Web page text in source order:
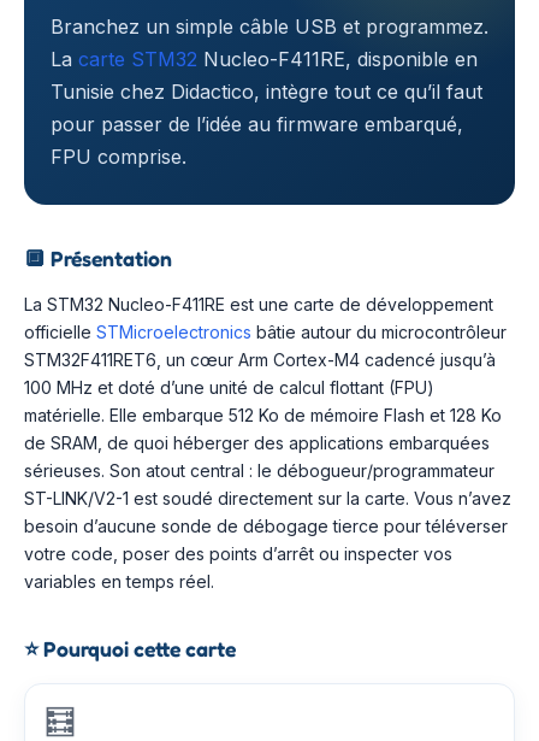
Branchez un simple câble USB et programmez.
La carte STM32 Nucleo-F411RE, disponible en
Tunisie chez Didactico, intègre tout ce qu’il faut
pour passer de l’idée au firmware embarqué,
FPU comprise.
🔲 Présentation
La STM32 Nucleo-F411RE est une carte de développement
officielle STMicroelectronics bâtie autour du microcontrôleur
STM32F411RET6, un cœur Arm Cortex-M4 cadencé jusqu’à
100 MHz et doté d’une unité de calcul flottant (FPU)
matérielle. Elle embarque 512 Ko de mémoire Flash et 128 Ko
de SRAM, de quoi héberger des applications embarquées
sérieuses. Son atout central : le débogueur/programmateur
ST-LINK/V2-1 est soudé directement sur la carte. Vous n’avez
besoin d’aucune sonde de débogage tierce pour téléverser
votre code, poser des points d’arrêt ou inspecter vos
variables en temps réel.
⭐Pourquoi cette carte
🧮